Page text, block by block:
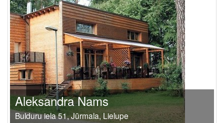
Aleksandra Nams
Bulduru iela 51, Jūrmala, Lielupe